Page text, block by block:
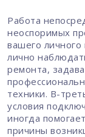
Работа
неоспоримых
вашего
лично
ремонта,
техники. В-
условия
иногда
причины